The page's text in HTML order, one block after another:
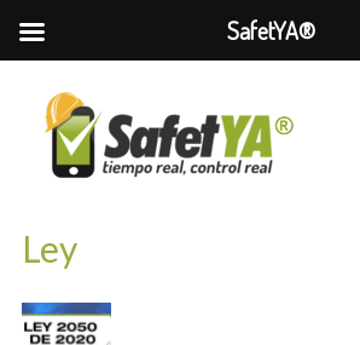
Ley
SafetYA®